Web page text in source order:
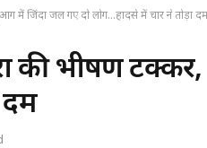
में जिंदा जल गए दो लोग…हादसे में चार ने तोड़ा दम
की भीषण
दम